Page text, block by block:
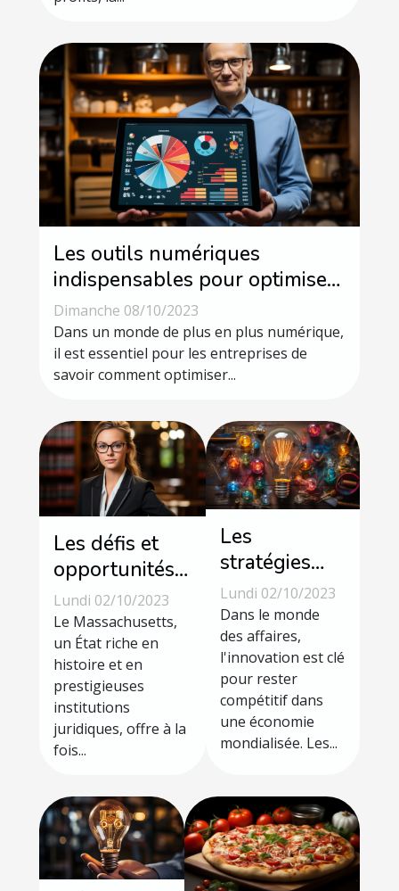
Les outils numériques
indispensables pour optimiser
votre entreprise
Dimanche 08/10/2023
Dans un monde de plus en plus numérique,
il est essentiel pour les entreprises de
savoir comment optimiser...
Les défis et
opportunités
d'être avocat
au
Massachusetts
Lundi 02/10/2023
Le Massachusetts,
un État riche en
histoire et en
prestigieuses
institutions
juridiques, offre à la
fois...
Les
stratégies
créatives
pour
stimuler
l'innovation
en entreprise
Lundi 02/10/2023
Dans le monde
des affaires,
l'innovation est clé
pour rester
compétitif dans
une économie
mondialisée. Les...